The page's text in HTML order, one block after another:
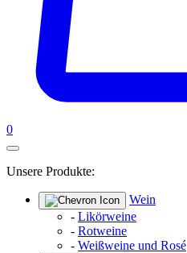
0
Unsere Produkte:
Wein
- Likörweine
- Rotweine
- Weißweine und Rosé